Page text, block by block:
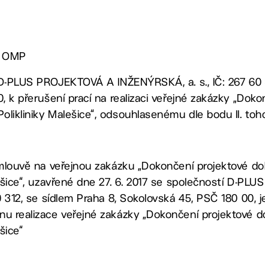
PROJEKTOVÁ A INŽENÝRSKÁ, a. s., IČ: 267
k přerušení prací na realizaci veřejné zakázky
Malešice“, odsouhlasenému dle bodu II.
na veřejnou zakázku „Dokončení projektové
uzavřené dne 27. 6. 2017 se společností D-PLUS
312, se sídlem Praha 8, Sokolovská 45, PSČ 180 00,
realizace veřejné zakázky „Dokončení projektové